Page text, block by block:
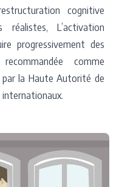
cognitive
L’activation
progressivement des
comme
la Haute Autorité de